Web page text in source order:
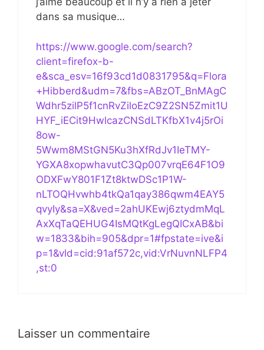
dans sa musique…
https://www.google.com/search?
client=firefox-b-
e&sca_esv=16f93cd1d0831795&q=Flora
+Hibberd&udm=7&fbs=ABzOT_BnMAgC
Wdhr5zilP5f1cnRvZiloEzC9Z2SN5Zmit1U
HYF_iECit9HwlcazCNSdLTKfbX1v4j5rOi
8ow-
5Wwm8MStGN5Ku3hXfRdJv1IeTMY-
YGXA8xopwhavutC3Qp007vrqE64F1O9
ODXFwY801F1Zt8ktwDSc1P1W-
nLTOQHvwhb4tkQa1qay386qwm4EAY5
qvyIy&sa=X&ved=2ahUKEwj6ztydmMqL
AxXqTaQEHUG4IsMQtKgLegQICxAB&bi
w=1833&bih=905&dpr=1#fpstate=ive&i
p=1&vld=cid:91af572c,vid:VrNuvnNLFP4
,st:0
Laisser un commentaire